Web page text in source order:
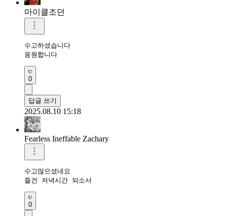
마이클조던
수고하셨습니다
응원합니다
0
답글 쓰기
2025.08.10 15:18
Fearless Ineffable Zachary
수고많으셨네요
즐건 저녁시간 되소서
0